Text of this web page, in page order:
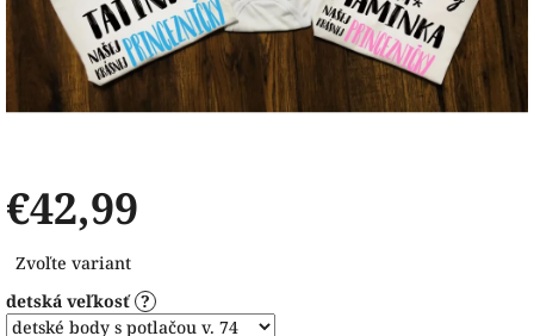
€42,99
cena:
Zvoľte variant
detská veľkosť ?